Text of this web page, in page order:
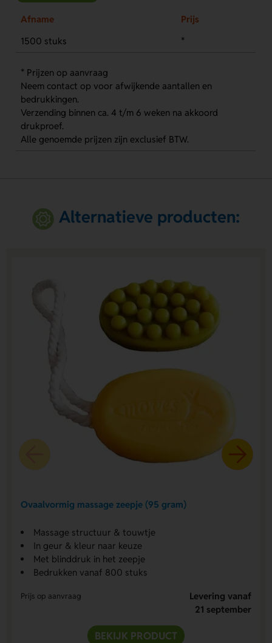
Afname
Prijs
1500 stuks
*
* Prijzen op aanvraag
Neem contact op voor afwijkende aantallen en
bedrukkingen.
Verzending binnen ca. 4 t/m 6 weken na akkoord
drukproef.
Alle genoemde prijzen zijn exclusief BTW.
Alternatieve producten:
Ovaalvormig massage zeepje (95 gram)
Massage structuur & touwtje
In geur & kleur naar keuze
Met blinddruk in het zeepje
Bedrukken vanaf 800 stuks
Prijs op aanvraag
Levering vanaf
21 september
BEKIJK PRODUCT